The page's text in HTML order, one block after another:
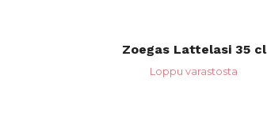
Zoegas Lattelasi 35 cl
Loppu varastosta